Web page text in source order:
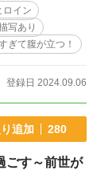
ロイン
写あり
ぎて腹が立つ！
登録日 2024.09.06
追加 280
ごす～前世が